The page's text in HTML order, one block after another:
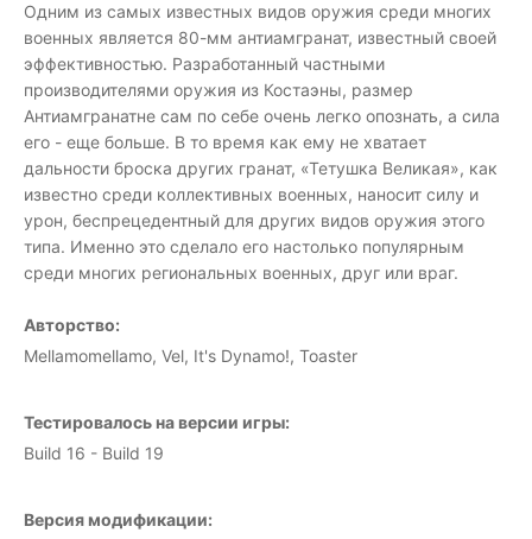
Одним из самых известных видов оружия среди многих
военных является 80-мм антиамгранат, известный своей
эффективностью. Разработанный частными
производителями оружия из Костаэны, размер
Антиамгранатне сам по себе очень легко опознать, а сила
его - еще больше. В то время как ему не хватает
дальности броска других гранат, «Тетушка Великая», как
известно среди коллективных военных, наносит силу и
урон, беспрецедентный для других видов оружия этого
типа. Именно это сделало его настолько популярным
среди многих региональных военных, друг или враг.
Авторство:
Mellamomellamo, Vel, It's Dynamo!, Toaster
Тестировалось на версии игры:
Build 16 - Build 19
Версия модификации: